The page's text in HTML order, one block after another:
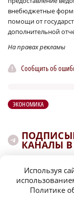
внебюджетные
помощи от
дополнительной
На правах рекламы
Сообщить об
ЭКОНОМИКА
КАНАЛЫ В
Используя
Политике